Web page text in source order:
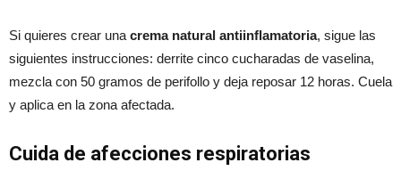
Si quieres crear unacrema natural antiinflamatoria, sigue las
siguientes instrucciones: derrite cinco cucharadas de vaselina,
mezcla con 50 gramos de perifollo y deja reposar 12 horas. Cuela
y aplica en la zona afectada.
Cuida de afecciones respiratorias